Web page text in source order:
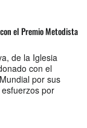
el Premio Metodista
de la Iglesia
con el
por sus
por